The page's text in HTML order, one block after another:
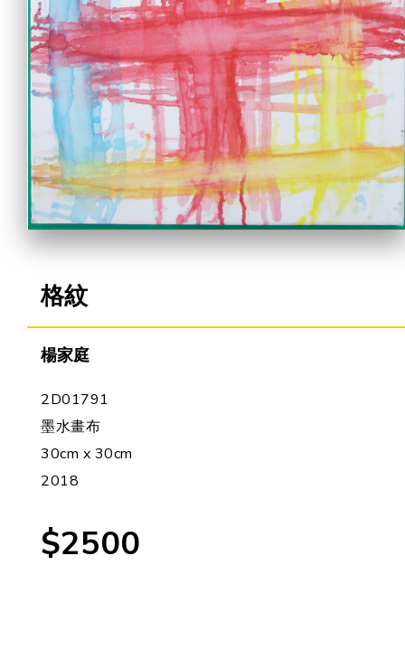
藝術培訓
愛不同藝術家
網上藝廊
合作機會
格紋
楊家庭
2D01791
墨水畫布
30cm x 30cm
2018
$2500